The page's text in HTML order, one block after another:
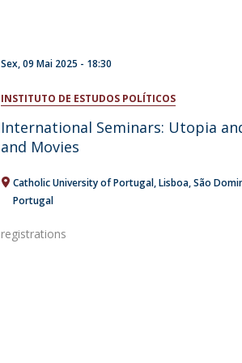
Sex, 09 Mai 2025 - 18:30
INSTITUTO DE ESTUDOS POLÍTICOS
International Seminars: Utopia
and Movies
Catholic University of Portugal Lisboa São
Portugal
registrations